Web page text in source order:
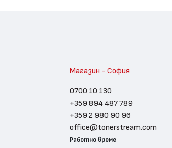
Магазин - София
0700 10 130
+359 894 487 789
+359 2 980 90 96
office@tonerstream.com
Работно време